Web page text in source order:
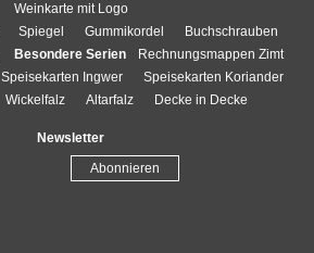
Weinkarte mit Logo
Spiegel Gummikordel
Buchschrauben
Besondere Serien
Rechnungsmappen Zimt
Speisekarten Ingwer
Speisekarten Koriander
Wickelfalz Altarfalz Decke in Decke
Newsletter